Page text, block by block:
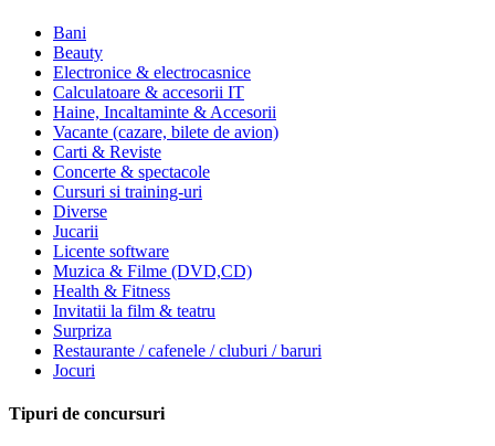
Bani
Beauty
Electronice & electrocasnice
Calculatoare & accesorii IT
Haine, Incaltaminte & Accesorii
Vacante (cazare, bilete de avion)
Carti & Reviste
Concerte & spectacole
Cursuri si training-uri
Diverse
Jucarii
Licente software
Muzica & Filme (DVD,CD)
Health & Fitness
Invitatii la film & teatru
Surpriza
Restaurante / cafenele / cluburi / baruri
Jocuri
Tipuri de concursuri